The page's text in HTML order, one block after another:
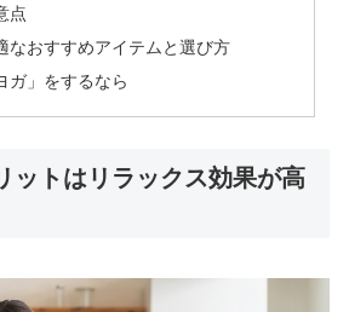
点
なおすすめアイテムと選び方
ガ」をするなら
ットはリラックス効果が高